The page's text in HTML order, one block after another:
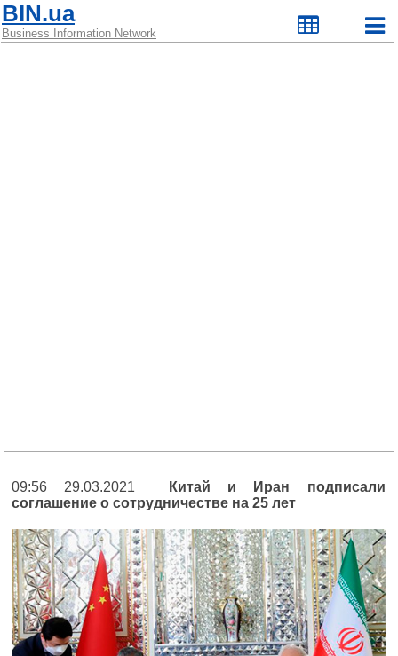
BIN.ua
Business Information Network
09:56 29.03.2021
Китай и Иран подписали
соглашение о сотрудничестве на 25 лет